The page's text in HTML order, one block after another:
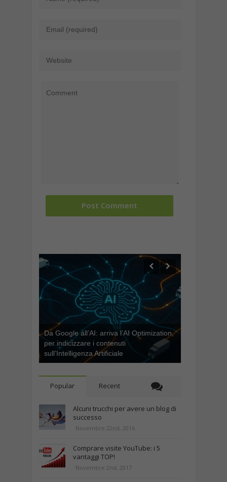
Da Google all’AI: arriva l’AI Optimization,
per indicizzare i contenuti
sull’Intelligenza Artificiale
Popular Recent
Alcuni trucchi per avere un blog di
successo
Novembre 22nd, 2016
Comprare visite YouTube: i 5
vantaggi TOP!
Novembre 2nd, 2017